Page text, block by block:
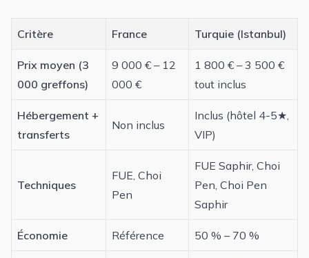
Critère France Turquie (Istanbul)
Prix moyen (3
000 greffons)
9 000 € – 12
000 €
1 800 € – 3 500 €
tout inclus
Hébergement +
transferts
Non inclus
Inclus (hôtel 4-5★,
VIP)
Techniques
FUE, Choi
Pen
FUE Saphir, Choi
Pen, Choi Pen
Saphir
Économie Référence 50 % – 70 %